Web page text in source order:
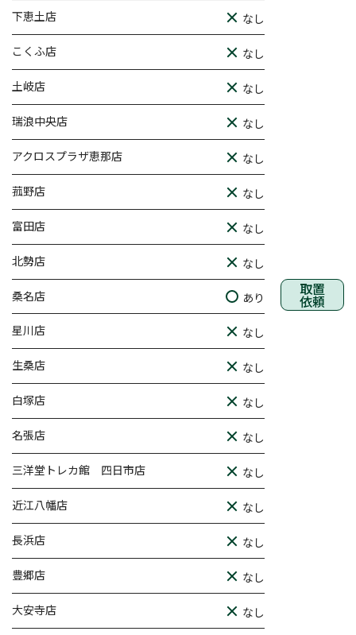
下恵土店 なし
こくふ店 なし
土岐店 なし
瑞浪中央店 なし
アクロスプラザ恵那店 なし
菰野店 なし
富田店 なし
北勢店 なし
桑名店 あり 取置
依頼
星川店 なし
生桑店 なし
白塚店 なし
名張店 なし
三洋堂トレカ館 四日市店 なし
近江八幡店 なし
長浜店 なし
豊郷店 なし
大安寺店 なし